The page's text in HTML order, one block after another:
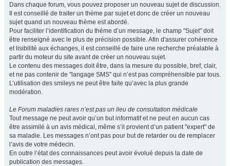
Dans chaque forum, vous pouvez proposer un nouveau sujet de discussion.
Il est conseillé de traiter un thème par sujet et donc de créer un nouveau
sujet quand un nouveau thème est abordé.
Pour faciliter l’identification du thème d’un message, le champ "Sujet" doit
être renseigné avec le plus de précision possible. Afin d'assurer cohérence
et lisibilité aux échanges, il est conseillé de faire une recherche préalable à
partir du moteur du site avant de créer un nouveau sujet.
Le contenu des messages doit être, dans la mesure du possible, bref, clair,
et ne pas contenir de "langage SMS" qui n’est pas compréhensible par tous.
L’utilisation des smileys ne peut être faite qu’avec la plus grande
modération.
Le Forum maladies rares n’est pas un lieu de consultation médicale
Tout message ne peut avoir qu’un but informatif et ne peut en aucun cas
être assimilé à un avis médical, même s’il provient d’un patient "expert" de
sa maladie. Les messages n’ont pas pour but de retarder ou de remplacer
l’avis de votre médecin.
En outre l’état des connaissances peut avoir évolué depuis la date de
publication des messages.